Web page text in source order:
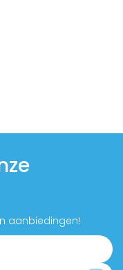
aanbiedingen!